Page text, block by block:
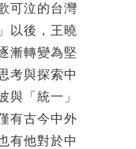
可泣的台灣
以後，王曉
漸轉變為堅
考與探索中
與「統一」
有古今中外
有他對於中